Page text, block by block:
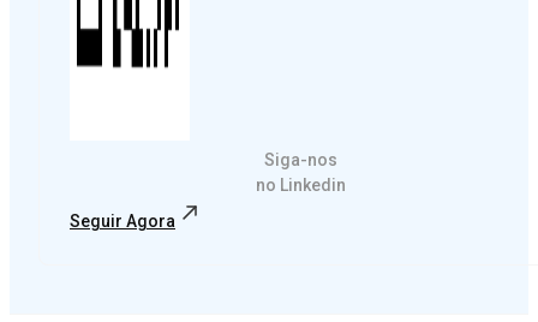
Siga-nos
no Linkedin
Seguir Agora